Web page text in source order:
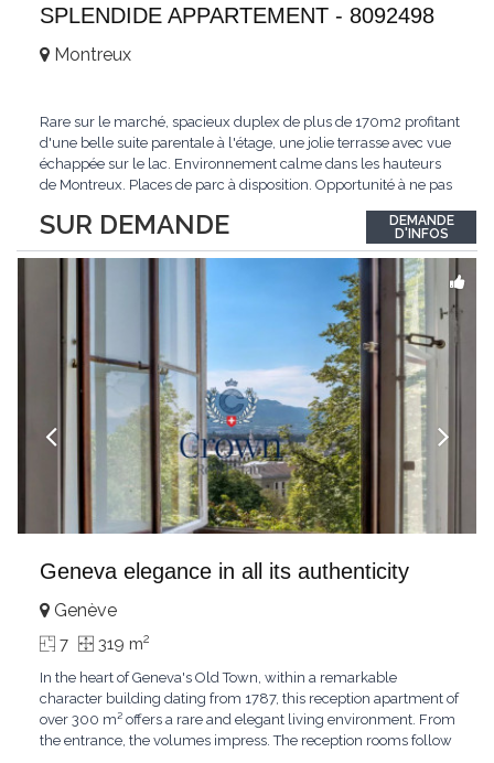
SPLENDIDE APPARTEMENT - 8092498
SUR DEMANDE
Montreux
Rare sur le marché, spacieux duplex de plus de 170m2 profitant
d'une belle suite parentale à l'étage, une jolie terrasse avec vue
échappée sur le lac. Environnement calme dans les hauteurs
de Montreux. Places de parc à disposition. Opportunité à ne pas
auf dem Markt, geräumiges Duplex von mehr als 170m2 mit
einer schönen...
DEMANDE
D'INFOS
Geneva elegance in all its authenticity
Genève
7 319 m2
In the heart of Geneva's Old Town, within a remarkable
character building dating from 1787, this reception apartment of
over 300 m² offers a rare and elegant living environment. From
the entrance, the volumes impress. The reception rooms follow